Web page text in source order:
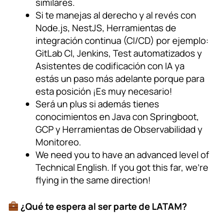
Si te manejas al derecho y al revés con
Node.js, NestJS, Herramientas de
integración continua (CI/CD) por ejemplo:
GitLab CI, Jenkins, Test automatizados y
Asistentes de codificación con IA ya
estás un paso más adelante porque para
esta posición ¡Es muy necesario!
Será un plus si además tienes
conocimientos en Java con Springboot,
GCP y Herramientas de Observabilidad y
Monitoreo.
We need you to have an advanced level of
Technical English. If you got this far, we’re
flying in the same direction!
¿Qué te espera al ser parte de LATAM?